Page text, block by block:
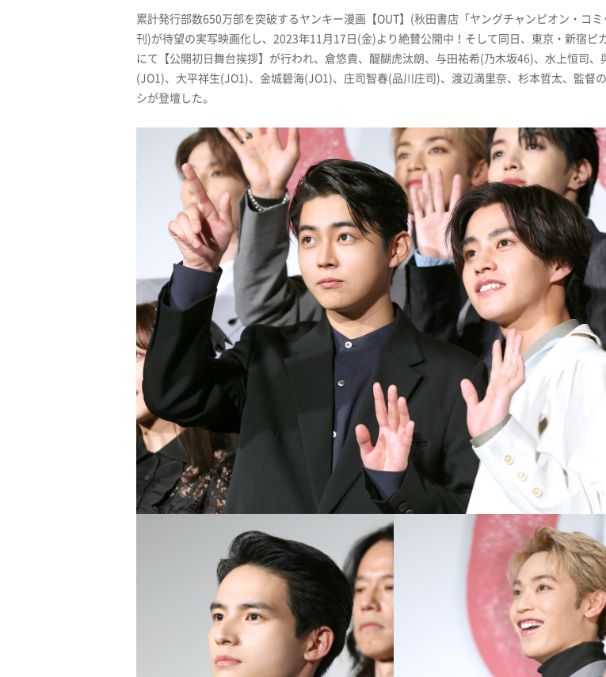
累計発行部数650万部を突破するヤンキー漫画【OUT】(秋田書店「ヤングチャンピオン・コミ
刊)が待望の実写映画化し、2023年11月17日(金)より絶賛公開中！そして同日、東京・新宿ピ
にて【公開初日舞台挨拶】が行われ、倉悠貴、醍醐虎汰朗、与田祐希(乃木坂46)、水上恒司、
(JO1)、大平祥生(JO1)、金城碧海(JO1)、庄司智春(品川庄司)、渡辺満里奈、杉本哲太、監督
シが登壇した。